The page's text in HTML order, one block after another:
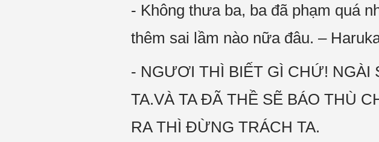
- Không thưa ba, ba đã phạm quá
thêm sai lầm nào nữa đâu. –
- NGƯƠI THÌ BIẾT GÌ CHỨ! NGÀI
TA.VÀ TA ĐÃ THỀ SẼ BÁO THÙ
RA THÌ ĐỪNG TRÁCH TA.